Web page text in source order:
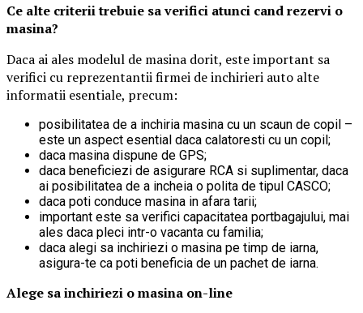
Ce alte criterii trebuie sa verifici atunci cand rezervi o
masina?
Daca ai ales modelul de masina dorit, este important sa
verifici cu reprezentantii firmei de inchirieri auto alte
informatii esentiale, precum:
posibilitatea de a inchiria masina cu un scaun de copil –
este un aspect esential daca calatoresti cu un copil;
daca masina dispune de GPS;
daca beneficiezi de asigurare RCA si suplimentar, daca
ai posibilitatea de a incheia o polita de tipul CASCO;
daca poti conduce masina in afara tarii;
important este sa verifici capacitatea portbagajului, mai
ales daca pleci intr-o vacanta cu familia;
daca alegi sa inchiriezi o masina pe timp de iarna,
asigura-te ca poti beneficia de un pachet de iarna.
Alege sa inchiriezi o masina on-line